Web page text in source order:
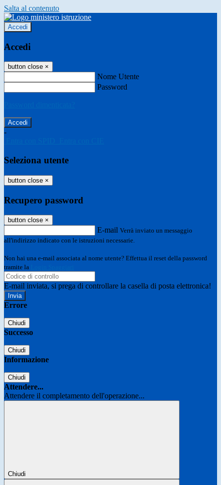
Salta al contenuto
Accedi
Accedi
button close ×
Nome Utente
Password
-
Seleziona utente
button close ×
Recupero password
button close ×
E-mail Verrà inviato un messaggio
all'indirizzo indicato con le istruzioni necessarie.
Non hai una e-mail associata al nome utente? Effettua il reset della password
tramite la
E-mail inviata, si prega di controllare la casella di posta elettronica!
Errore
Chiudi
Successo
Chiudi
Informazione
Chiudi
Attendere...
Attendere il completamento dell'operazione...
Chiudi